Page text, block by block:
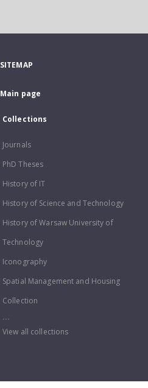
SITEMAP
Main page
Collections
Journals
PhD Theses
History of IT
History of Science and Technology
History of Warsaw University of
Technology
Iconography
Spatial Management and Housing
Collection
...
View all collections